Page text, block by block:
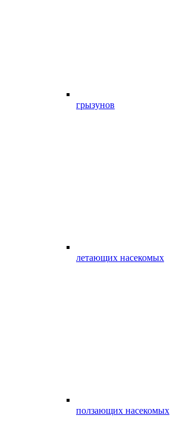
грызунов
летающих насекомых
ползающих насекомых